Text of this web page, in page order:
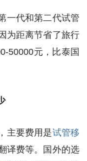
一代和第二代试管
为距离节省了旅行
50000元，比泰国
主要费用是试管移
译费等。国外的选